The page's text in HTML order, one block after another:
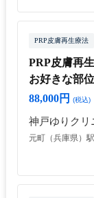
PRP皮膚再生療法
PRP皮膚再
お好きな部
88,000円
(税込)
神戸ゆりクリ
元町（兵庫県）駅